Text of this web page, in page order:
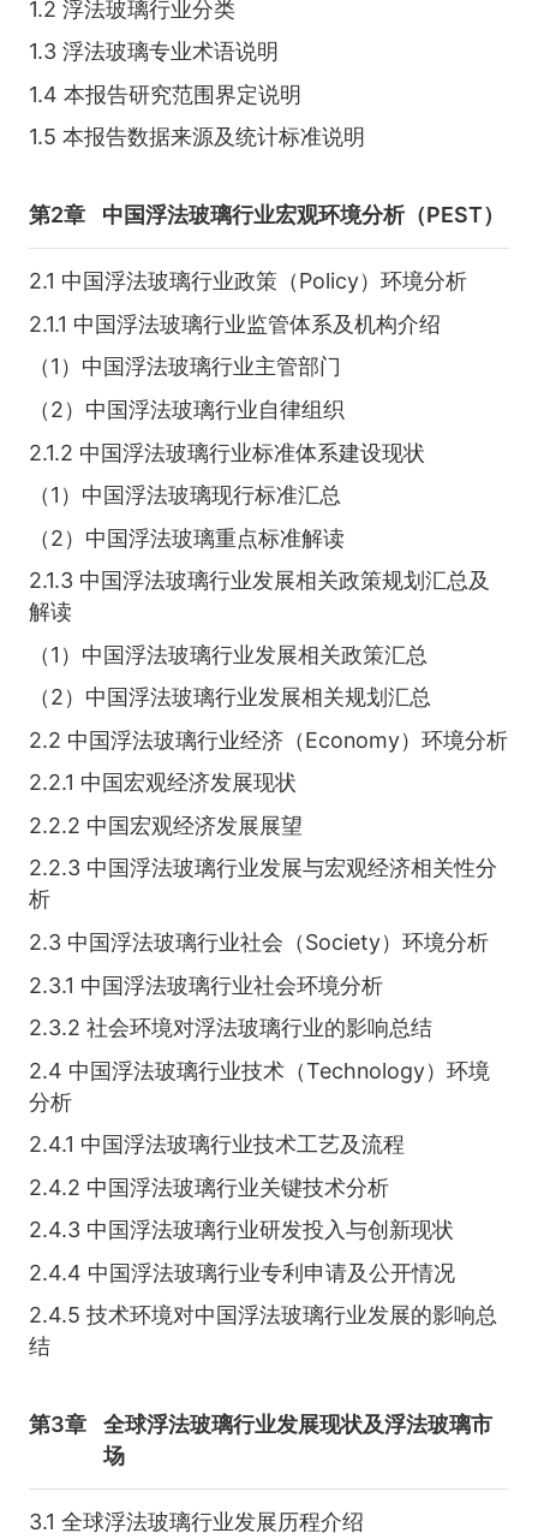
1.2 浮法玻璃行业分类
1.3 浮法玻璃专业术语说明
1.4 本报告研究范围界定说明
1.5 本报告数据来源及统计标准说明
第2章 中国浮法玻璃行业宏观环境分析（PEST）
2.1 中国浮法玻璃行业政策（Policy）环境分析
2.1.1 中国浮法玻璃行业监管体系及机构介绍
（1）中国浮法玻璃行业主管部门
（2）中国浮法玻璃行业自律组织
2.1.2 中国浮法玻璃行业标准体系建设现状
（1）中国浮法玻璃现行标准汇总
（2）中国浮法玻璃重点标准解读
2.1.3 中国浮法玻璃行业发展相关政策规划汇总及
解读
（1）中国浮法玻璃行业发展相关政策汇总
（2）中国浮法玻璃行业发展相关规划汇总
2.2 中国浮法玻璃行业经济（Economy）环境分析
2.2.1 中国宏观经济发展现状
2.2.2 中国宏观经济发展展望
2.2.3 中国浮法玻璃行业发展与宏观经济相关性分
析
2.3 中国浮法玻璃行业社会（Society）环境分析
2.3.1 中国浮法玻璃行业社会环境分析
2.3.2 社会环境对浮法玻璃行业的影响总结
2.4 中国浮法玻璃行业技术（Technology）环境
分析
2.4.1 中国浮法玻璃行业技术工艺及流程
2.4.2 中国浮法玻璃行业关键技术分析
2.4.3 中国浮法玻璃行业研发投入与创新现状
2.4.4 中国浮法玻璃行业专利申请及公开情况
2.4.5 技术环境对中国浮法玻璃行业发展的影响总
结
第3章
全球浮法玻璃行业发展现状及浮法玻璃市
场
3.1 全球浮法玻璃行业发展历程介绍